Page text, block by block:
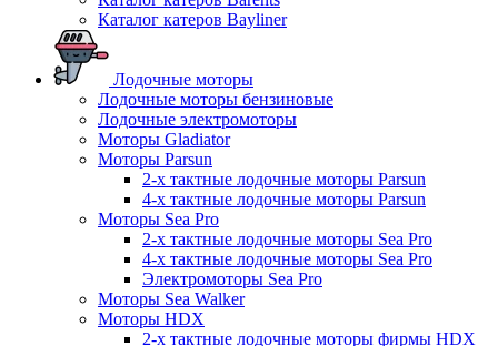
Каталог катеров Bayliner
Лодочные моторы
Лодочные моторы бензиновые
Лодочные электромоторы
Моторы Gladiator
Моторы Parsun
2-х тактные лодочные моторы Parsun
4-х тактные лодочные моторы Parsun
Моторы Sea Pro
2-х тактные лодочные моторы Sea Pro
4-х тактные лодочные моторы Sea Pro
Электромоторы Sea Pro
Моторы Sea Walker
Моторы HDX
2-х тактные лодочные моторы фирмы HDX